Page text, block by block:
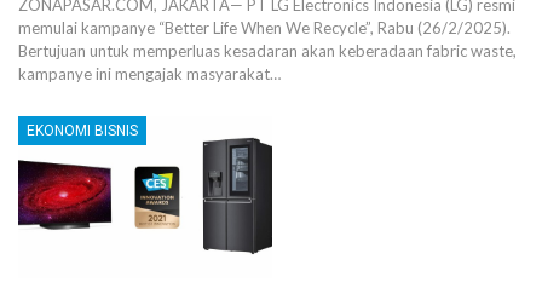
ZONAPASAR.COM, JAKARTA— PT LG Electronics Indonesia (LG) resmi
memulai kampanye “Better Life When We Recycle”, Rabu (26/2/2025).
Bertujuan untuk memperluas kesadaran akan keberadaan fabric waste,
kampanye ini mengajak masyarakat…
EKONOMI BISNIS